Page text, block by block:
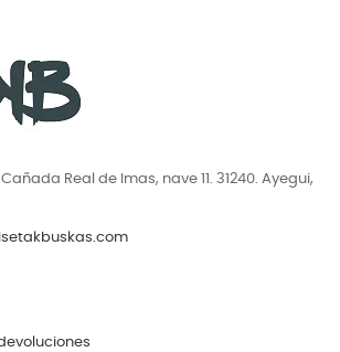
Real de Imas, nave 11. 31240. Ayegui,